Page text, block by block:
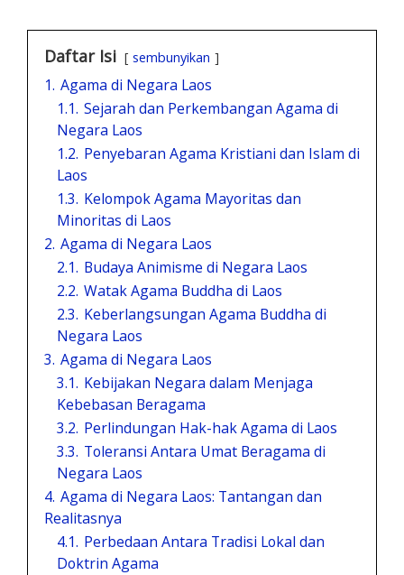
Daftar Isi sembunyikan
1. Agama di Negara Laos
1.1. Sejarah dan Perkembangan Agama di
Negara Laos
1.2. Penyebaran Agama Kristiani dan Islam di
Laos
1.3. Kelompok Agama Mayoritas dan
Minoritas di Laos
2. Agama di Negara Laos
2.1. Budaya Animisme di Negara Laos
2.2. Watak Agama Buddha di Laos
2.3. Keberlangsungan Agama Buddha di
Negara Laos
3. Agama di Negara Laos
3.1. Kebijakan Negara dalam Menjaga
Kebebasan Beragama
3.2. Perlindungan Hak-hak Agama di Laos
3.3. Toleransi Antara Umat Beragama di
Negara Laos
4. Agama di Negara Laos: Tantangan dan
Realitasnya
4.1. Perbedaan Antara Tradisi Lokal dan
Doktrin Agama